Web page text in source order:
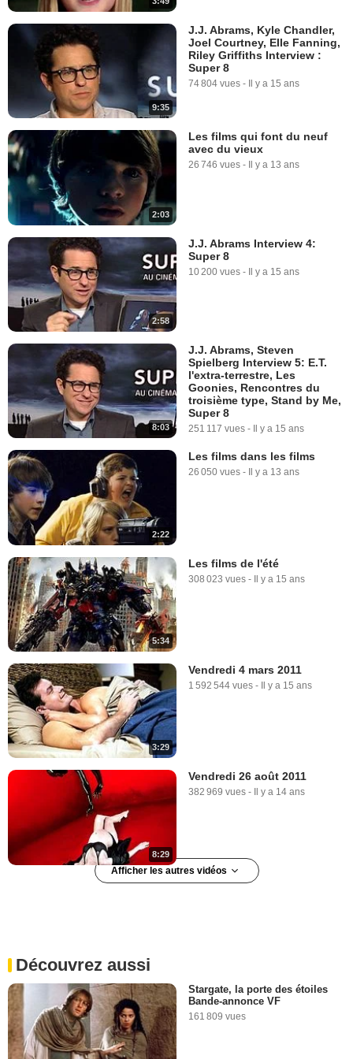
9:35
J.J. Abrams, Kyle Chandler,
Joel Courtney, Elle Fanning,
Riley Griffiths Interview :
Super 8
74 804 vues - Il y a 15 ans
2:03
Les films qui font du neuf
avec du vieux
26 746 vues - Il y a 13 ans
2:58
J.J. Abrams Interview 4:
Super 8
10 200 vues - Il y a 15 ans
8:03
J.J. Abrams, Steven
Spielberg Interview 5: E.T.
l'extra-terrestre, Les
Goonies, Rencontres du
troisième type, Stand by Me,
Super 8
251 117 vues - Il y a 15 ans
2:22
Les films dans les films
26 050 vues - Il y a 13 ans
5:34
Les films de l'été
308 023 vues - Il y a 15 ans
3:29
Vendredi 4 mars 2011
1 592 544 vues - Il y a 15 ans
8:29
Vendredi 26 août 2011
382 969 vues - Il y a 14 ans
Afficher les autres vidéos
5:54
Lundi 27 décembre 2010
Découvrez aussi
Stargate, la porte des étoiles
Bande-annonce VF
161 809 vues